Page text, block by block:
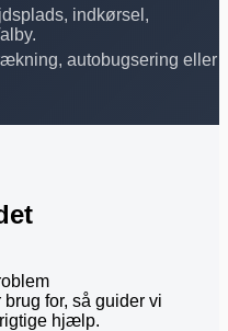
indkørsel,
autobugsering eller
for, så guider vi
hjælp.